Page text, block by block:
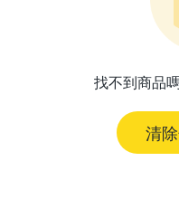
找不到商品
清